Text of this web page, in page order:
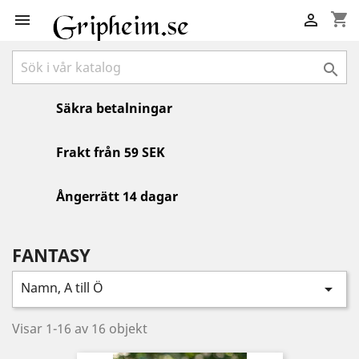
 shopping_cart


Säkra betalningar
Frakt från 59 SEK
Ångerrätt 14 dagar
FANTASY
Namn, A till Ö 
Visar 1-16 av 16 objekt